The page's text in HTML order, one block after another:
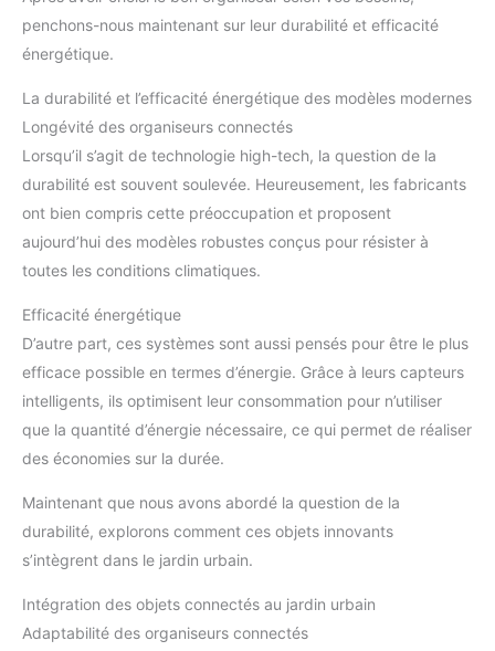
penchons-nous maintenant sur leur durabilité et efficacité
énergétique.
La durabilité et l’efficacité énergétique des modèles modernes
Longévité des organiseurs connectés
Lorsqu’il s’agit de technologie high-tech, la question de la
durabilité est souvent soulevée. Heureusement, les fabricants
ont bien compris cette préoccupation et proposent
aujourd’hui des modèles robustes conçus pour résister à
toutes les conditions climatiques.
Efficacité énergétique
D’autre part, ces systèmes sont aussi pensés pour être le plus
efficace possible en termes d’énergie. Grâce à leurs capteurs
intelligents, ils optimisent leur consommation pour n’utiliser
que la quantité d’énergie nécessaire, ce qui permet de réaliser
des économies sur la durée.
Maintenant que nous avons abordé la question de la
durabilité, explorons comment ces objets innovants
s’intègrent dans le jardin urbain.
Intégration des objets connectés au jardin urbain
Adaptabilité des organiseurs connectés